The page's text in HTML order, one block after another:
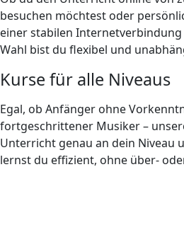
besuchen möchtest oder
einer stabilen
Wahl bist du flexibel und
Kurse für alle Niveaus
Egal, ob Anfänger ohne
fortgeschrittener Musiker –
Unterricht genau an dein Niveau
lernst du effizient, ohne über-